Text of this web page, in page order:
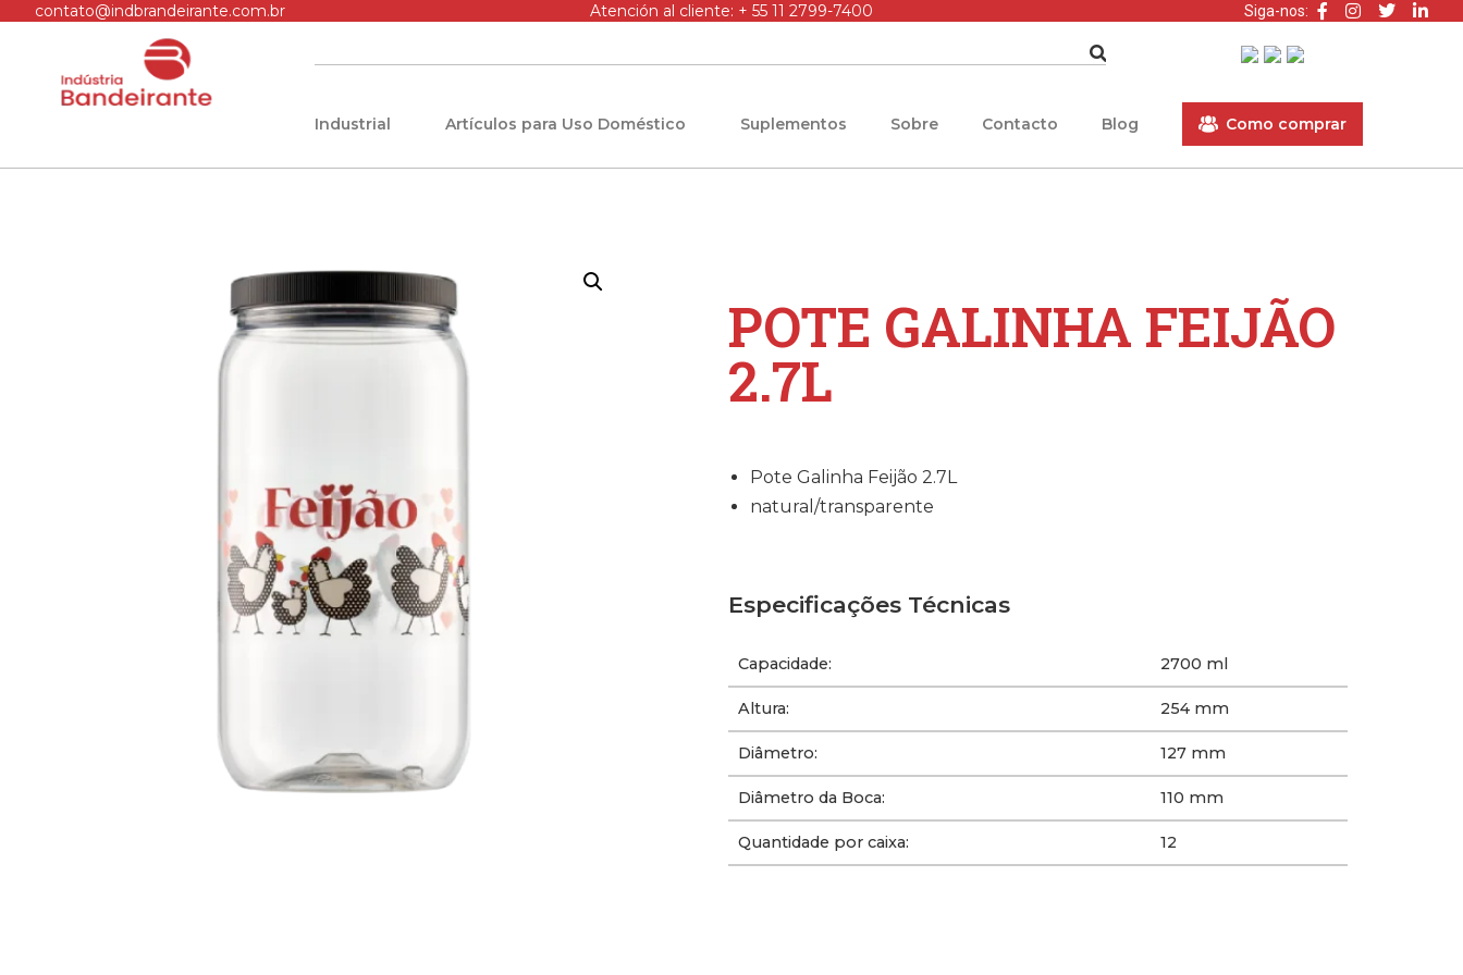
contato@indbrandeirante.com.br Atención al cliente: + 55 11 2799-7400 Siga-nos:
Industrial Artículos para Uso Doméstico Suplementos Sobre Contacto Blog Como comprar
POTE GALINHA FEIJÃO
2.7L
Pote Galinha Feijão 2.7L
natural/transparente
Especificações Técnicas
Capacidade: 2700 ml
Altura: 254 mm
Diâmetro: 127 mm
Diâmetro da Boca: 110 mm
Quantidade por caixa: 12